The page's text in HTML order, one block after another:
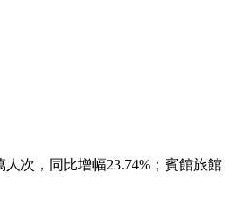
次，同比增幅23.74%；賓館旅館